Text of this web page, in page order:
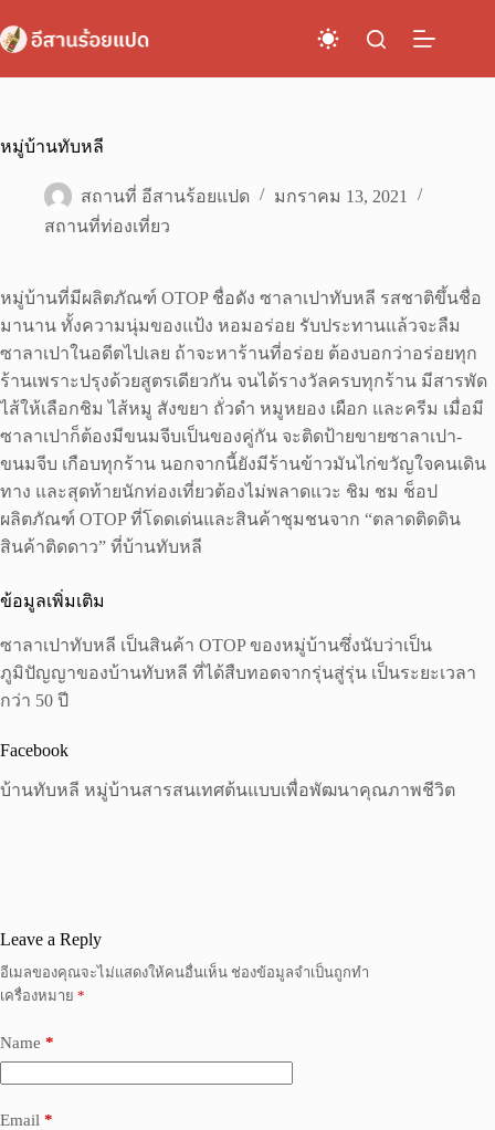
to
content
หมู่บ้านทับหลี
สถานที่ อีสานร้อยแปด
มกราคม 13, 2021
สถานที่ท่องเที่ยว
หมู่บ้านที่มีผลิตภัณฑ์ OTOP ชื่อดัง ซาลาเปาทับหลี รสชาติขึ้นชื่อ
มานาน ทั้งความนุ่มของแป้ง หอมอร่อย รับประทานแล้วจะลืม
ซาลาเปาในอดีตไปเลย ถ้าจะหาร้านที่อร่อย ต้องบอกว่าอร่อยทุก
ร้านเพราะปรุงด้วยสูตรเดียวกัน จนได้รางวัลครบทุกร้าน มีสารพัด
ไส้ให้เลือกชิม ไส้หมู สังขยา ถั่วดำ หมูหยอง เผือก และครีม เมื่อมี
ซาลาเปาก็ต้องมีขนมจีบเป็นของคู่กัน จะติดป้ายขายซาลาเปา-
ขนมจีบ เกือบทุกร้าน นอกจากนี้ยังมีร้านข้าวมันไก่ขวัญใจคนเดิน
ทาง และสุดท้ายนักท่องเที่ยวต้องไม่พลาดแวะ ชิม ชม ช็อป
ผลิตภัณฑ์ OTOP ที่โดดเด่นและสินค้าชุมชนจาก “ตลาดติดดิน
สินค้าติดดาว” ที่บ้านทับหลี
ข้อมูลเพิ่มเติม
ซาลาเปาทับหลี เป็นสินค้า OTOP ของหมู่บ้านซึ่งนับว่าเป็น
ภูมิปัญญาของบ้านทับหลี ที่ได้สืบทอดจากรุ่นสู่รุ่น เป็นระยะเวลา
กว่า 50 ปี
Facebook
บ้านทับหลี หมู่บ้านสารสนเทศต้นแบบเพื่อพัฒนาคุณภาพชีวิต
Leave a Reply
อีเมลของคุณจะไม่แสดงให้คนอื่นเห็น ช่องข้อมูลจำเป็นถูกทำ
เครื่องหมาย *
Name *
Email *